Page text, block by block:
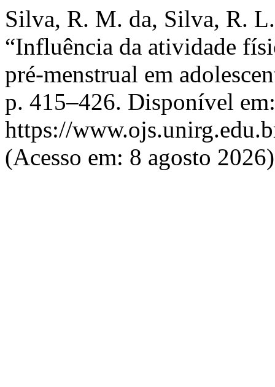
Silva, R. M. da, Silva, R.
“Influência da atividade
pré-menstrual em
p. 415–426. Disponível em:
https://
(Acesso em: 8 agosto